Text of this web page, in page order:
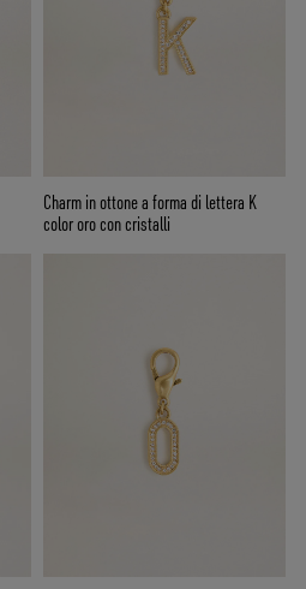
Charm in ottone a forma di lettera K
color oro con cristalli